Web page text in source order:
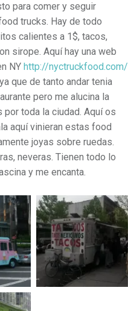
para comer y seguir
trucks. Hay de todo
calientes a 1$, tacos,
sirope. Aquí hay una web
NYhttp://nyctruckfood.com/
que de tanto andar tenia
pero me alucina la
toda la ciudad. Aquí os
aquí vinieran estas food
joyas sobre ruedas.
neveras. Tienen todo lo
y me encanta.